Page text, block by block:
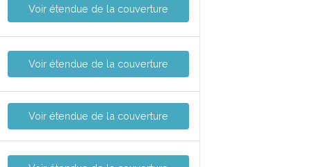
Voir étendue de la couverture
Voir étendue de la couverture
Voir étendue de la couverture